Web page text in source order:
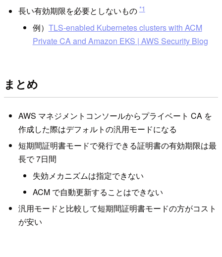
長い有効期限を必要としないもの*1
例） TLS-enabled Kubernetes clusters with ACM
Private CA and Amazon EKS | AWS Security Blog
まとめ
AWS マネジメントコンソールからプライベート CA を
作成した際はデフォルトの汎用モードになる
短期間証明書モードで発行できる証明書の有効期限は最
長で 7日間
失効メカニズムは指定できない
ACM で自動更新することはできない
汎用モードと比較して短期間証明書モードの方がコスト
が安い